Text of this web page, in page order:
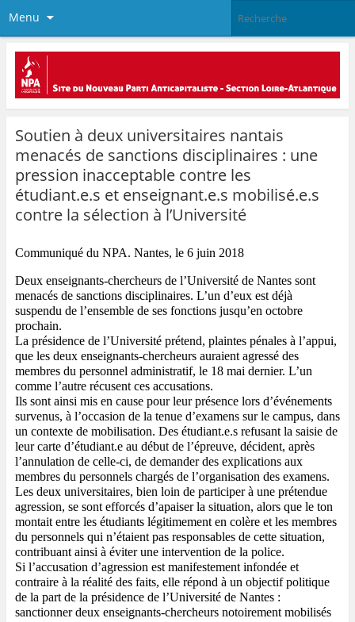
Menu
Soutien à deux universitaires nantais
menacés de sanctions disciplinaires : une
pression inacceptable contre les
étudiant.e.s et enseignant.e.s mobilisé.e.s
contre la sélection à l’Université
Communiqué du NPA. Nantes, le 6 juin 2018
Deux enseignants-chercheurs de l’Université de Nantes sont
menacés de sanctions disciplinaires. L’un d’eux est déjà
suspendu de l’ensemble de ses fonctions jusqu’en octobre
prochain.
La présidence de l’Université prétend, plaintes pénales à l’appui,
que les deux enseignants-chercheurs auraient agressé des
membres du personnel administratif, le 18 mai dernier. L’un
comme l’autre récusent ces accusations.
Ils sont ainsi mis en cause pour leur présence lors d’événements
survenus, à l’occasion de la tenue d’examens sur le campus, dans
un contexte de mobilisation. Des étudiant.e.s refusant la saisie de
leur carte d’étudiant.e au début de l’épreuve, décident, après
l’annulation de celle-ci, de demander des explications aux
membres du personnels chargés de l’organisation des examens.
Les deux universitaires, bien loin de participer à une prétendue
agression, se sont efforcés d’apaiser la situation, alors que le ton
montait entre les étudiants légitimement en colère et les membres
du personnels qui n’étaient pas responsables de cette situation,
contribuant ainsi à éviter une intervention de la police.
Si l’accusation d’agression est manifestement infondée et
contraire à la réalité des faits, elle répond à un objectif politique
de la part de la présidence de l’Université de Nantes :
sanctionner deux enseignants-chercheurs notoirement mobilisés